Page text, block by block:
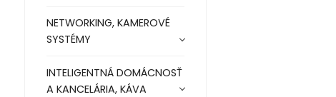
NETWORKING, KAMEROVÉ
SYSTÉMY
INTELIGENTNÁ DOMÁCNOSŤ
A KANCELÁRIA, KÁVA